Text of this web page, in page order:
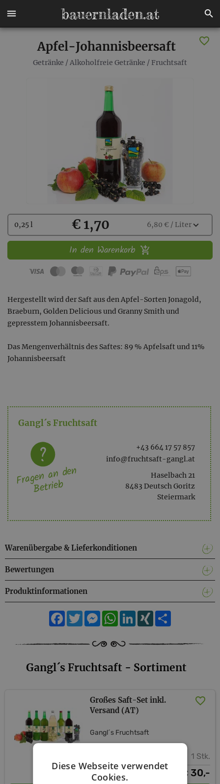
Apfel-Johannisbeersaft
Getränke / Alkoholfreie Getränke / Fruchtsaft
Kaufen
Wählen
Sie
Menge
0,25 l € 1,70 6,80 € / Literexpand_more
In den Warenkorb
Hergestellt wird der Saft aus den Apfel-Sorten Jonagold,
Braeburn, Golden Delicious und Granny Smith und
gepresstem Johannisbeersaft.
Das Mengenverhältnis des Saftes: 89 % Apfelsaft und 11%
Johannisbeersaft
Gangl´s Fruchtsaft
+43 664 17 57 857
info@fruchtsaft-gangl.at
Haselbach 21
8483 Deutsch Goritz
Steiermark
Fragen an den
Betrieb
Warenübergabe & Lieferkonditionen
Bewertungen
Produktinformationen
Facebook
TwitterMessengerWhatsApp
LinkedIn
XING
Gangl´s Fruchtsaft - Sortiment
Großes Saft-Set inkl.
Versand (AT)
Gangl´s Fruchtsaft
1 Stk.
€ 30,-
Diese Webseite verwendet
Cookies.